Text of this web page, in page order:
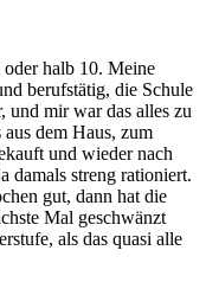
halb 10. Meine
berufstätig, die Schule
und mir war das alles zu
dem Haus, zum
und wieder nach
damals streng rationiert.
gut, dann hat die
Mal geschwänzt
als das quasi alle